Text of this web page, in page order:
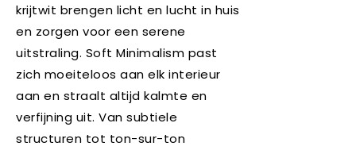
krijtwit brengen licht en lucht in huis
en zorgen voor een serene
uitstraling. Soft Minimalism past
zich moeiteloos aan elk interieur
aan en straalt altijd kalmte en
verfijning uit. Van subtiele
structuren tot ton-sur-ton